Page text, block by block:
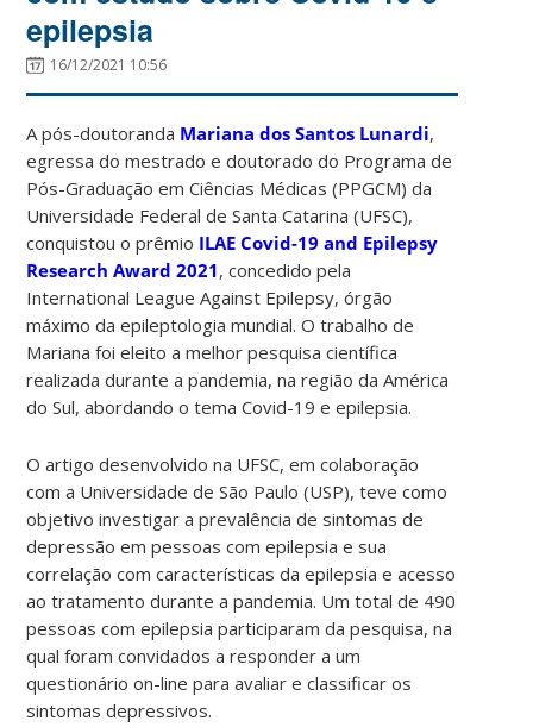
epilepsia
16/12/2021 10:56
A pós-doutoranda Mariana dos Santos Lunardi,
egressa do mestrado e doutorado do Programa de
Pós-Graduação em Ciências Médicas (PPGCM) da
Universidade Federal de Santa Catarina (UFSC),
conquistou o prêmio ILAE Covid-19 and Epilepsy
Research Award 2021, concedido pela
International League Against Epilepsy, órgão
máximo da epileptologia mundial. O trabalho de
Mariana foi eleito a melhor pesquisa científica
realizada durante a pandemia, na região da América
do Sul, abordando o tema Covid-19 e epilepsia.
O artigo desenvolvido na UFSC, em colaboração
com a Universidade de São Paulo (USP), teve como
objetivo investigar a prevalência de sintomas de
depressão em pessoas com epilepsia e sua
correlação com características da epilepsia e acesso
ao tratamento durante a pandemia. Um total de 490
pessoas com epilepsia participaram da pesquisa, na
qual foram convidados a responder a um
questionário on-line para avaliar e classificar os
sintomas depressivos.